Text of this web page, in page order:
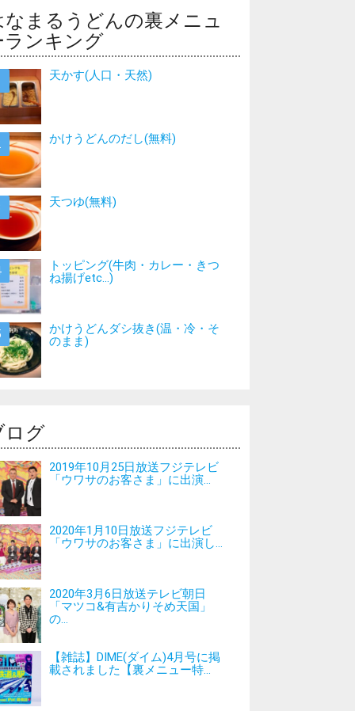
なまるうどんの裏メニュ
ランキング
天かす(人口・天然)
かけうどんのだし(無料)
天つゆ(無料)
トッピング(牛肉・カレー・きつ
ね揚げetc…)
かけうどんダシ抜き(温・冷・そ
のまま)
ログ
2019年10月25日放送フジテレビ
「ウワサのお客さま」に出演...
2020年1月10日放送フジテレビ
「ウワサのお客さま」に出演し...
2020年3月6日放送テレビ朝日
「マツコ&有吉かりそめ天国」
の...
【雑誌】DIME(ダイム)4月号に掲
載されました【裏メニュー特...